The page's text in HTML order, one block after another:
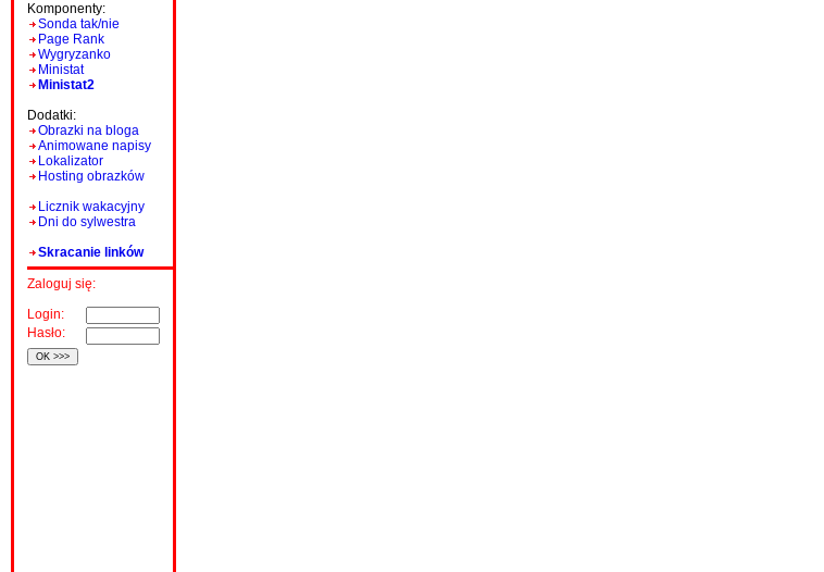
Komponenty:
Sonda tak/nie
Page Rank
Wygryzanko
Ministat
Ministat2
Dodatki:
Obrazki na bloga
Animowane napisy
Lokalizator
Hosting obrazków
Licznik wakacyjny
Dni do sylwestra
Skracanie linków
Zaloguj się:
Login:
Hasło: